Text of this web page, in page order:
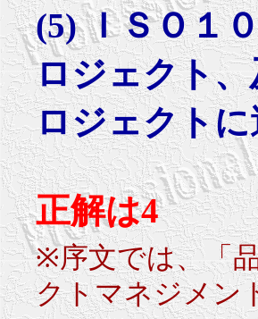
(5) ＩＳＯ１
ロジェクト
ロジェクト
正解は4
※序文では、「
クトマネジメン